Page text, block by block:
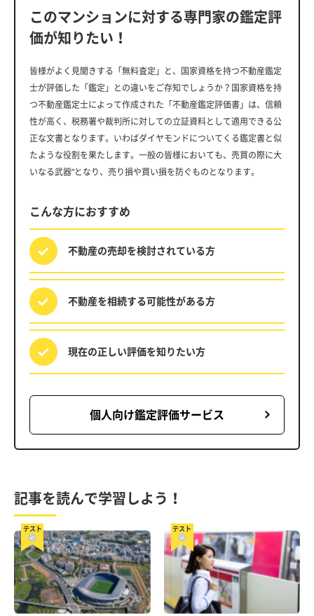
このマンションに対する専門家の鑑定評
価が知りたい！
皆様がよく見聞きする「無料査定」と、国家資格を持つ不動産鑑定
士が評価した「鑑定」との違いをご存知でしょうか？国家資格を持
つ不動産鑑定士によって作成された「不動産鑑定評価書」は、信頼
性が高く、税務署や裁判所に対しての立証資料として適用できる公
正な文書となります。いわばダイヤモンドについてくる鑑定書と似
たような役割を果たします。一般の皆様においても、売買の際に大
いなる武器”となり、売り損や買い損を防ぐものとなります。
こんな方におすすめ
不動産の売却を検討されている方
不動産を相続する可能性がある方
現在の正しい評価を知りたい方
個人向け鑑定評価サービス
記事を読んで学習しよう！
テスト テスト